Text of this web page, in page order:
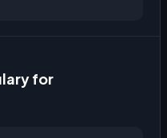
for